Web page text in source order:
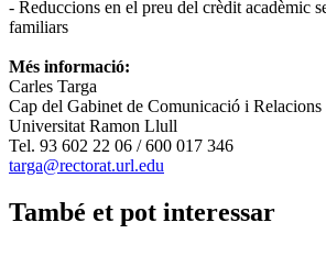
- Reduccions en el preu del crèdit acadèmic
familiars
Més informació:
Carles Targa
Cap del Gabinet de Comunicació i
Universitat Ramon Llull
Tel. 93 602 22 06 / 600 017 346
targa@rectorat.url.edu
També et pot interessar